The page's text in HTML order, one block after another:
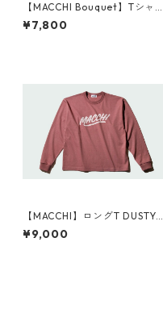
【MACCHI Bouquet】Tシャツ
WHITE
¥7,800
【MACCHI】ロングT DUSTY P
INK
¥9,000